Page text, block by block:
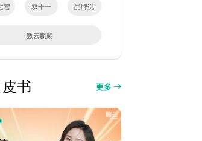
营 双十一 品牌说
数云麒麟
书 更多